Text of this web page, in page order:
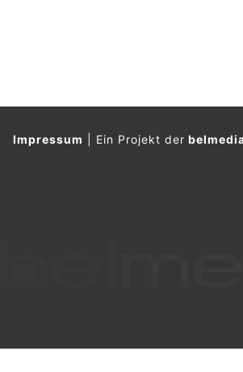
Impressum Ein Projekt der